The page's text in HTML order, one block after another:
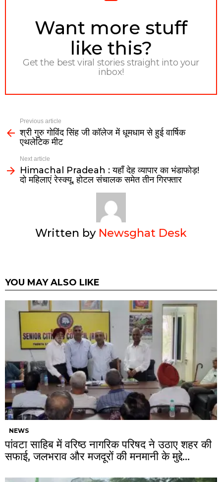
NEWSLETTER
Want more stuff
like this?
Get the best viral stories straight into your
inbox!
Previous article
श्री गुरु गोविंद सिंह जी कॉलेज में धूमधाम से हुई वार्षिक
एथलेटिक मीट
Next article
Himachal Pradeah : यहाँ देह व्यापार का भंडाफोड़!
दो महिलाएं रेस्क्यू, होटल संचालक समेत तीन गिरफ्तार
Written by Newsghat Desk
YOU MAY ALSO LIKE
NEWS
पांवटा साहिब में वरिष्ठ नागरिक परिषद ने उठाए शहर की
सफाई, जलभराव और मजदूरों की मनमानी के मुद्दे…